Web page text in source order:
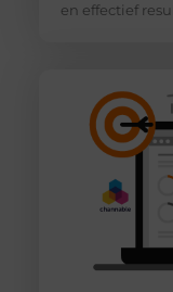
en effectief